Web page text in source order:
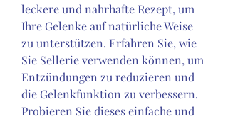
leckere und nahrhafte Rezept, um
Ihre Gelenke auf natürliche Weise
zu unterstützen. Erfahren Sie, wie
Sie Sellerie verwenden können, um
Entzündungen zu reduzieren und
die Gelenkfunktion zu verbessern.
Probieren Sie dieses einfache und